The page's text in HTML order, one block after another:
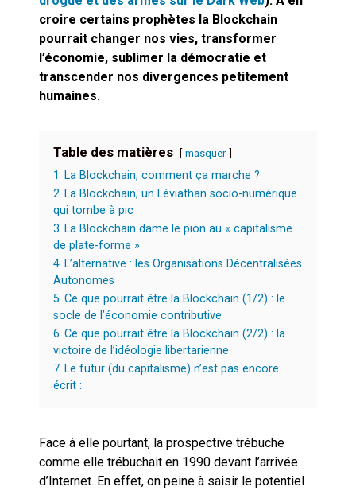
croire certains prophètes la Blockchain
pourrait changer nos vies, transformer
l’économie, sublimer la démocratie et
transcender nos divergences petitement
humaines.
Table des matières masquer
1
La Blockchain, comment ça marche ?
2 La Blockchain, un Léviathan socio-numérique
qui tombe à pic
3 La Blockchain dame le pion au « capitalisme
de plate-forme »
4 L’alternative : les Organisations Décentralisées
Autonomes
5 Ce que pourrait être la Blockchain (1/2) : le
socle de l’économie contributive
6 Ce que pourrait être la Blockchain (2/2) : la
victoire de l’idéologie libertarienne
7 Le futur (du capitalisme) n’est pas encore
écrit :
Face à elle pourtant, la prospective trébuche
comme elle trébuchait en 1990 devant l’arrivée
d’Internet. En effet, on peine à saisir le potentiel